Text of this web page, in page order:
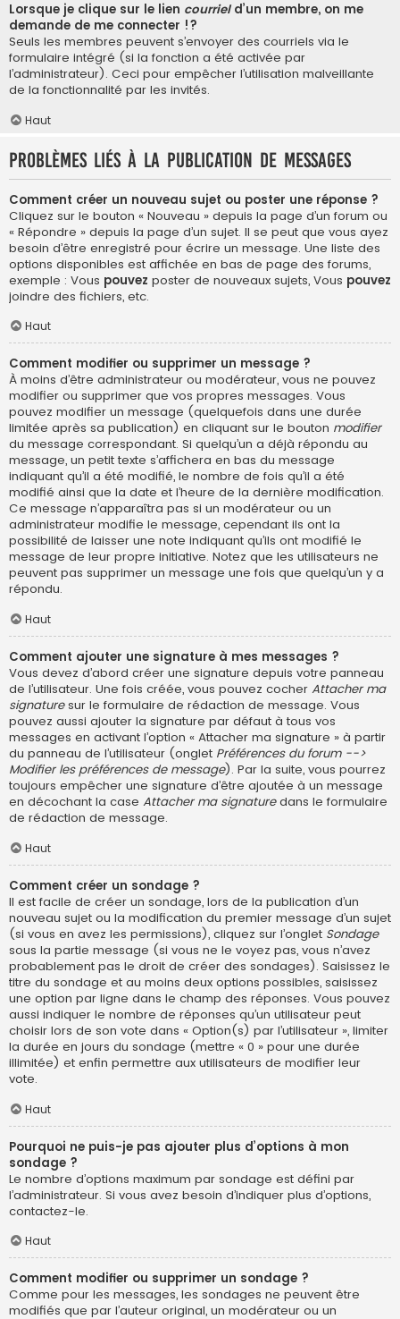
Lorsque je clique sur le lien courrield’un membre, on me
demande de me connecter !?
Seuls les membres peuvent s’envoyer des courriels via le
formulaire intégré (si la fonction a été activée par
l’administrateur). Ceci pour empêcher l’utilisation malveillante
de la fonctionnalité par les invités.
Haut
Problèmes liés à la publication de messages
Comment créer un nouveau sujet ou poster une réponse ?
Cliquez sur le bouton « Nouveau » depuis la page d’un forum ou
« Répondre » depuis la page d’un sujet. Il se peut que vous ayez
besoin d’être enregistré pour écrire un message. Une liste des
options disponibles est affichée en bas de page des forums,
exemple : Vous pouvez poster de nouveaux sujets, Vous pouvez
joindre des fichiers, etc.
Haut
Comment modifier ou supprimer un message ?
À moins d’être administrateur ou modérateur, vous ne pouvez
modifier ou supprimer que vos propres messages. Vous
pouvez modifier un message (quelquefois dans une durée
limitée après sa publication) en cliquant sur le bouton modifier
du message correspondant. Si quelqu’un a déjà répondu au
message, un petit texte s’affichera en bas du message
indiquant qu’il a été modifié, le nombre de fois qu’il a été
modifié ainsi que la date et l’heure de la dernière modification.
Ce message n’apparaîtra pas si un modérateur ou un
administrateur modifie le message, cependant ils ont la
possibilité de laisser une note indiquant qu’ils ont modifié le
message de leur propre initiative. Notez que les utilisateurs ne
peuvent pas supprimer un message une fois que quelqu’un y a
répondu.
Haut
Comment ajouter une signature à mes messages ?
Vous devez d’abord créer une signature depuis votre panneau
de l’utilisateur. Une fois créée, vous pouvez cocher Attacher ma
signaturesur le formulaire de rédaction de message. Vous
pouvez aussi ajouter la signature par défaut à tous vos
messages en activant l’option « Attacher ma signature » à partir
du panneau de l’utilisateur (onglet Préférences du forum -->
Modifier les préférences de message). Par la suite, vous pourrez
toujours empêcher une signature d’être ajoutée à un message
en décochant la case Attacher ma signaturedans le formulaire
de rédaction de message.
Haut
Comment créer un sondage ?
Il est facile de créer un sondage, lors de la publication d’un
nouveau sujet ou la modification du premier message d’un sujet
(si vous en avez les permissions), cliquez sur l’onglet Sondage
sous la partie message (si vous ne le voyez pas, vous n’avez
probablement pas le droit de créer des sondages). Saisissez le
titre du sondage et au moins deux options possibles, saisissez
une option par ligne dans le champ des réponses. Vous pouvez
aussi indiquer le nombre de réponses qu’un utilisateur peut
choisir lors de son vote dans « Option(s) par l’utilisateur », limiter
la durée en jours du sondage (mettre « 0 » pour une durée
illimitée) et enfin permettre aux utilisateurs de modifier leur
vote.
Haut
Pourquoi ne puis-je pas ajouter plus d’options à mon
sondage ?
Le nombre d’options maximum par sondage est défini par
l’administrateur. Si vous avez besoin d’indiquer plus d’options,
contactez-le.
Haut
Comment modifier ou supprimer un sondage ?
Comme pour les messages, les sondages ne peuvent être
modifiés que par l’auteur original, un modérateur ou un